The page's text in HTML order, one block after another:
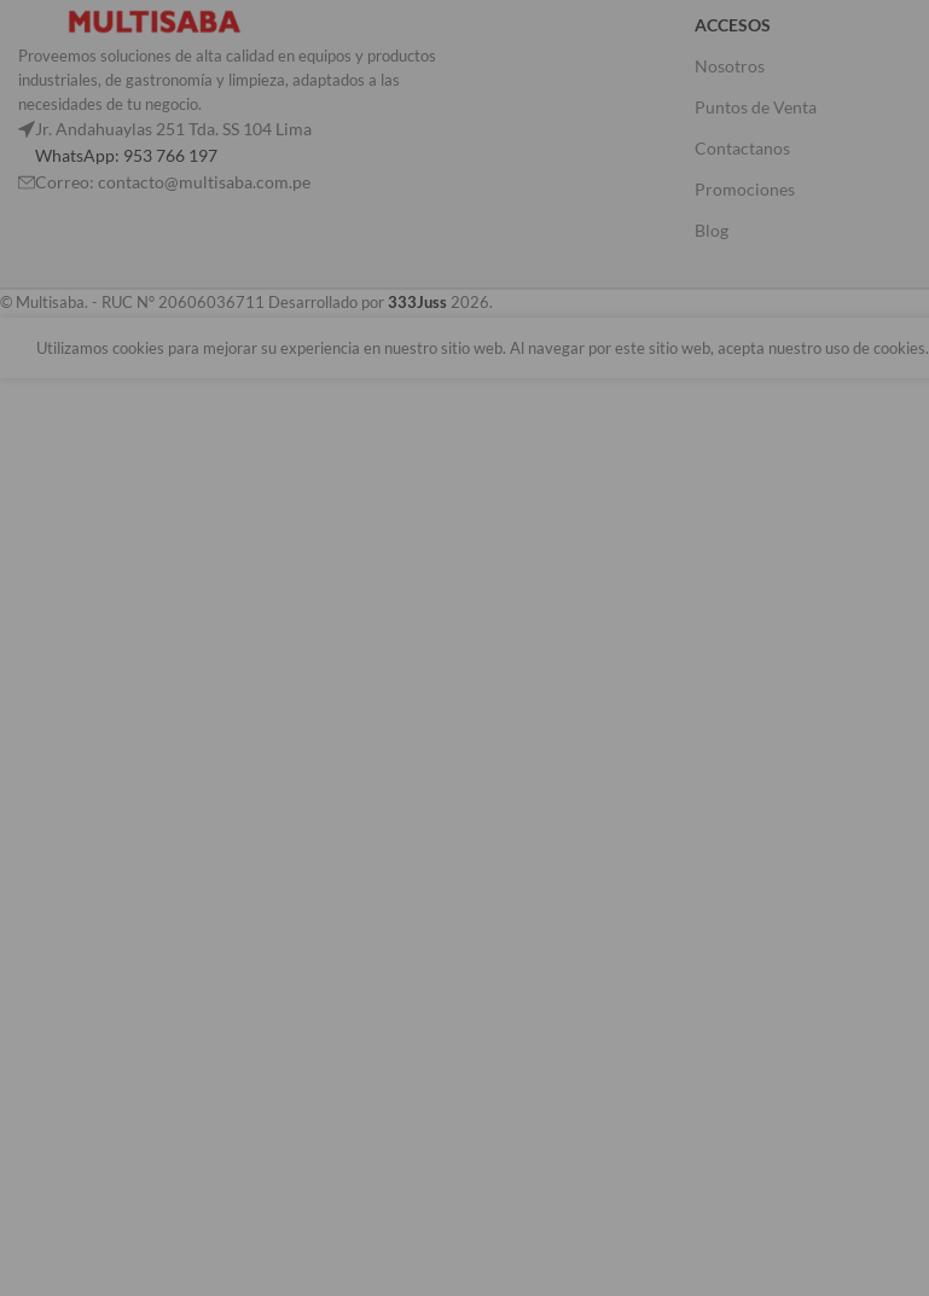
Proveemos soluciones de alta calidad en equipos y productos
industriales, de gastronomía y limpieza, adaptados a las
necesidades de tu negocio.
Jr. Andahuaylas 251 Tda. SS 104 Lima
WhatsApp: 953 766 197
Correo: contacto@multisaba.com.pe
ACCESOS
Nosotros
Puntos de Venta
Contactanos
Promociones
Blog
© Multisaba. - RUC N° 20606036711 Desarrollado por 333Juss 2026.
Utilizamos cookies para mejorar su experiencia en nuestro sitio web. Al navegar por este sitio web, acepta nuestro uso de cookies.